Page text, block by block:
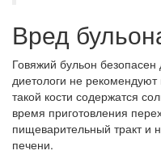
Вред
Говяжий бульон
диетологи не
такой кости содержатся
время приготовления
пищеварительный тракт и
печени.